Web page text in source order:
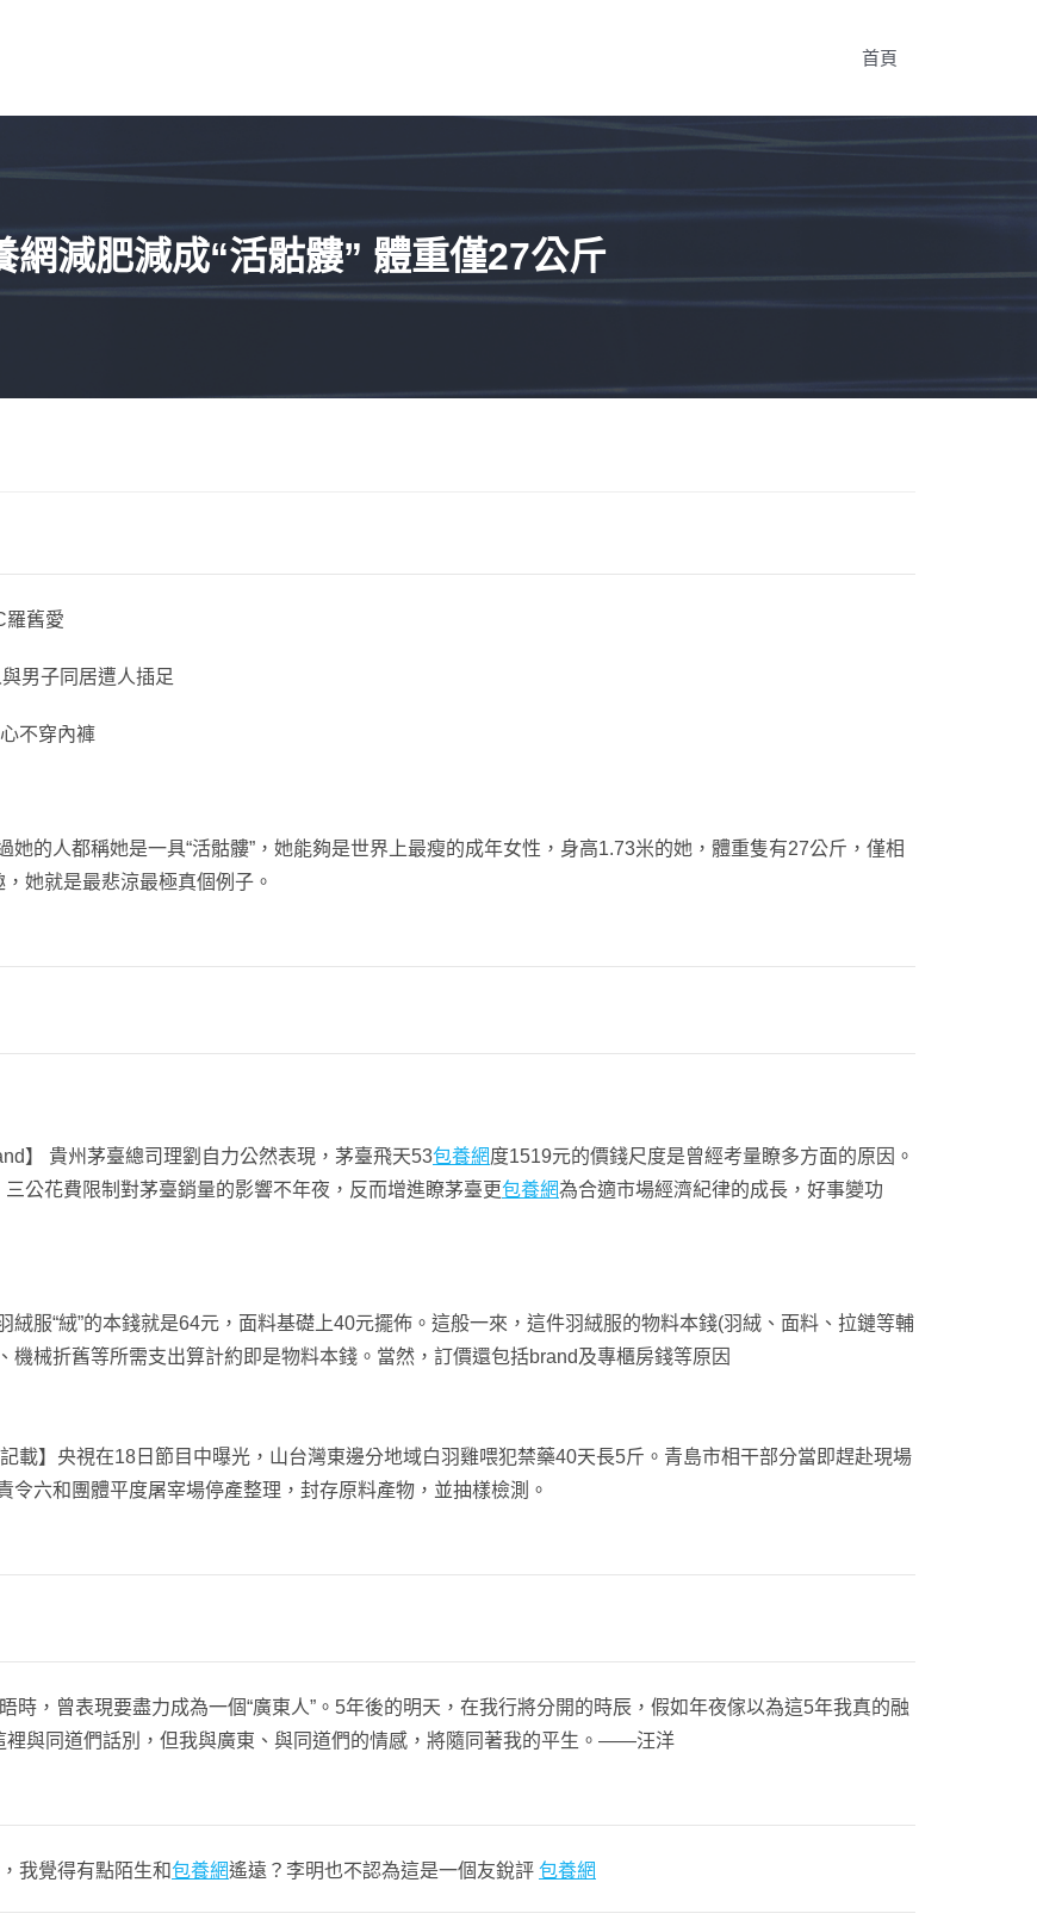
首頁
網減肥減成“活骷髏” 體重僅27公斤
舊愛
男子同居遭人插足
不穿內褲
的人都稱她是一具“活骷髏”，她能夠是世界上最瘦的成年女性，身高1.73米的她，體重隻有27公斤，僅相
她就是最悲涼最極真個例子。
貴州茅臺總司理劉自力公然表現，茅臺飛天53包養網度1519元的價錢尺度是曾經考量瞭多方面的原因。
三公花費限制對茅臺銷量的影響不年夜，反而增進瞭茅臺更包養網為合適市場經濟紀律的成長，好事變功
“絨”的本錢就是64元，面料基礎上40元擺佈。這般一來，這件羽絨服的物料本錢(羽絨、面料、拉鏈等輔
機械折舊等所需支出算計約即是物料本錢。當然，訂價還包括brand及專櫃房錢等原因
】央視在18日節目中曝光，山台灣東邊分地域白羽雞喂犯禁藥40天長5斤。青島市相干部分當即趕赴現場
六和團體平度屠宰場停產整理，封存原料產物，並抽樣檢測。
，曾表現要盡力成為一個“廣東人”。5年後的明天，在我行將分開的時辰，假如年夜傢以為這5年我真的融
裡與同道們話別，但我與廣東、與同道們的情感，將隨同著我的平生。——汪洋
我覺得有點陌生和包養網遙遠？李明也不認為這是一個友銳評 包養網